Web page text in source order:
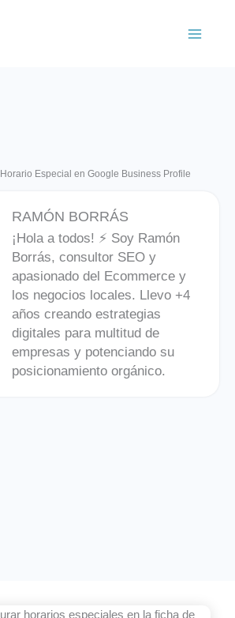
Horario Especial en Google Business Profile
RAMÓN BORRÁS
¡Hola a todos! ⚡️ Soy Ramón
Borrás, consultor SEO y
apasionado del Ecommerce y
los negocios locales. Llevo +4
años creando estrategias
digitales para multitud de
empresas y potenciando su
posicionamiento orgánico.